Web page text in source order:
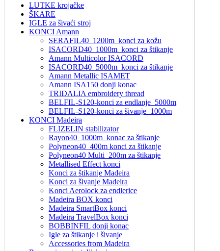
LUTKE krojačke
ŠKARE
IGLE za šivaći stroj
KONCI Amann
SERAFIL40_1200m_konci za kožu
ISACORD40_1000m_konci za štikanje
Amann Multicolor ISACORD
ISACORD40_5000m_konci za štikanje
Amann Metallic ISAMET
Amann ISA150 donji konac
TRIDALIA embroidery thread
BELFIL-S120-konci za endlanje_5000m
BELFIL-S120-konci za šivanje_1000m
KONCI Madeira
FLIZELIN stabilizator
Rayon40_1000m_konac za štikanje
Polyneon40_400m konci za štikanje
Polyneon40 Multi_200m za štikanje
Metallised Effect konci
Konci za štikanje Madeira
Konci za šivanje Madeira
Konci Aerolock za endlerice
Madeira BOX konci
Madeira SmartBox konci
Madeira TravelBox konci
BOBBINFIL donji konac
Igle za štikanje i šivanje
Accessories from Madeira